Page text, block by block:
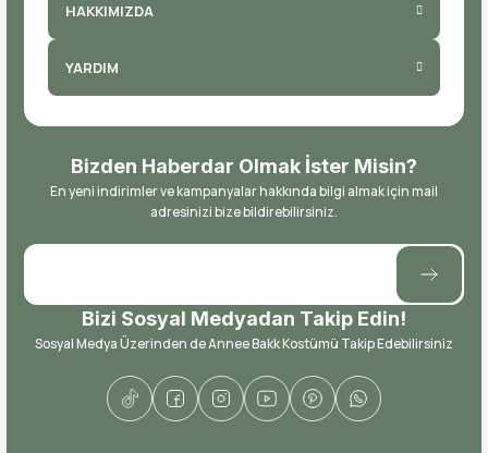
HAKKIMIZDA
YARDIM
Bizden Haberdar Olmak İster Misin?
En yeni indirimler ve kampanyalar hakkında bilgi almak için mail
adresinizi bize bildirebilirsiniz.
Bizi Sosyal Medyadan Takip Edin!
Sosyal Medya Üzerinden de Annee Bakk Kostümü Takip Edebilirsiniz